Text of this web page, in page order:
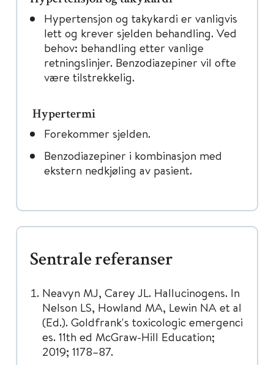
Hypertensjon og takykardi er vanligvis
lett og krever sjelden behandling. Ved
behov: behandling etter vanlige
retningslinjer. Benzodiazepiner vil ofte
være tilstrekkelig.
Hypertermi
Forekommer sjelden.
Benzodiazepiner i kombinasjon med
ekstern nedkjøling av pasient.
Sentrale referanser
Neavyn MJ, Carey JL. Hallucinogens. In
Nelson LS, Howland MA, Lewin NA et al
(Ed.). Goldfrank's toxicologic emergenci
es. 11th ed McGraw-Hill Education;
2019; 1178–87.